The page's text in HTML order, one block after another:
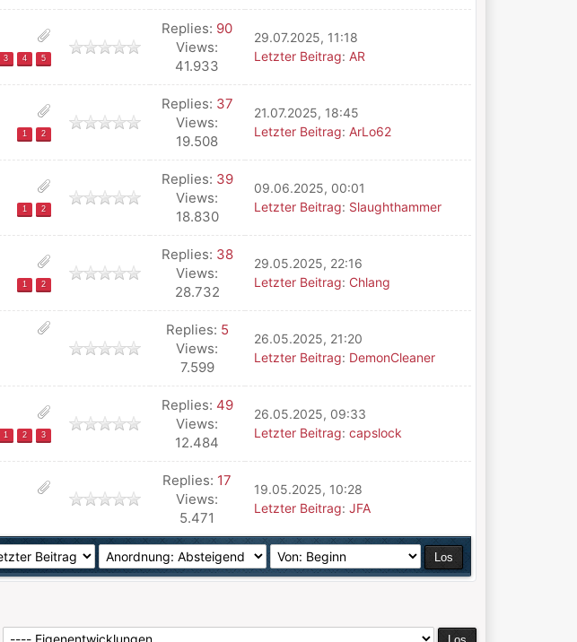
3 4 5
Replies: 90
Views:
41.933
29.07.2025, 11:18
Letzter Beitrag: AR
1 2
Replies: 37
Views:
19.508
21.07.2025, 18:45
Letzter Beitrag: ArLo62
1 2
Replies: 39
Views:
18.830
09.06.2025, 00:01
Letzter Beitrag: Slaughthammer
1 2
Replies: 38
Views:
28.732
29.05.2025, 22:16
Letzter Beitrag: Chlang
Replies: 5
Views:
7.599
26.05.2025, 21:20
Letzter Beitrag: DemonCleaner
1 2 3
Replies: 49
Views:
12.484
26.05.2025, 09:33
Letzter Beitrag: capslock
Replies: 17
Views:
5.471
19.05.2025, 10:28
Letzter Beitrag: JFA